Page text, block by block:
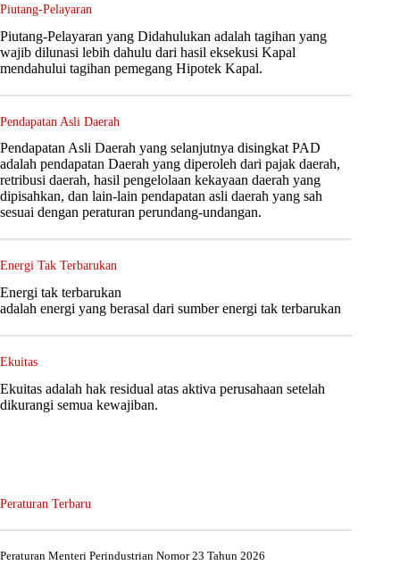
Piutang-Pelayaran
Piutang-Pelayaran yang Didahulukan adalah tagihan yang
wajib dilunasi lebih dahulu dari hasil eksekusi Kapal
mendahului tagihan pemegang Hipotek Kapal.
Pendapatan Asli Daerah
Pendapatan Asli Daerah yang selanjutnya disingkat PAD
adalah pendapatan Daerah yang diperoleh dari pajak daerah,
retribusi daerah, hasil pengelolaan kekayaan daerah yang
dipisahkan, dan lain-lain pendapatan asli daerah yang sah
sesuai dengan peraturan perundang-undangan.
Energi Tak Terbarukan
Energi tak terbarukan
adalah energi yang berasal dari sumber energi tak terbarukan
Ekuitas
Ekuitas adalah hak residual atas aktiva perusahaan setelah
dikurangi semua kewajiban.
Peraturan Terbaru
Peraturan Menteri Perindustrian Nomor 23 Tahun 2026